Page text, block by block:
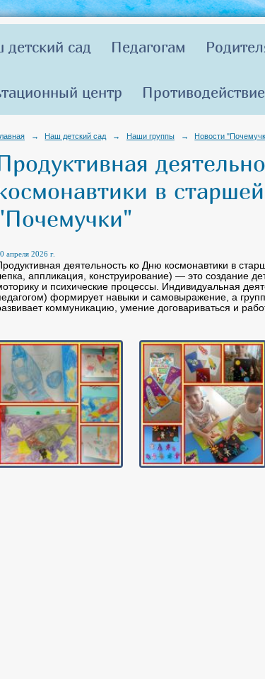
детский сад Педагогам
центр
→ Наш детский сад → Наши группы → Новости
в
апреля 2026 г.
деятельность ко Дню космонавтики в
аппликация, конструирование) — это создание
и психические процессы. Индивидуальная
формирует навыки и самовыражение, а
коммуникацию, умение договариваться и